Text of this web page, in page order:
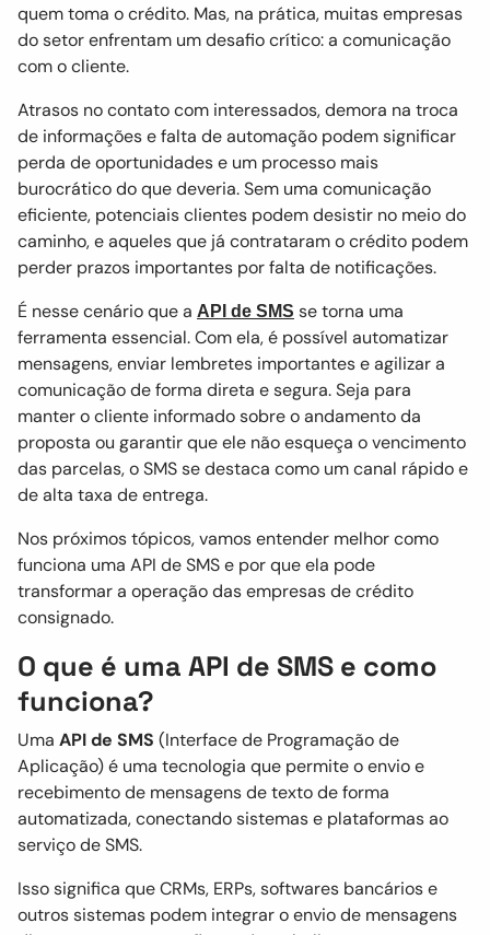
quem toma o crédito. Mas, na prática, muitas empresas
do setor enfrentam um desafio crítico: a comunicação
com o cliente.
Atrasos no contato com interessados, demora na troca
de informações e falta de automação podem significar
perda de oportunidades e um processo mais
burocrático do que deveria. Sem uma comunicação
eficiente, potenciais clientes podem desistir no meio do
caminho, e aqueles que já contrataram o crédito podem
perder prazos importantes por falta de notificações.
É nesse cenário que a API de SMS se torna uma
ferramenta essencial. Com ela, é possível automatizar
mensagens, enviar lembretes importantes e agilizar a
comunicação de forma direta e segura. Seja para
manter o cliente informado sobre o andamento da
proposta ou garantir que ele não esqueça o vencimento
das parcelas, o SMS se destaca como um canal rápido e
de alta taxa de entrega.
Nos próximos tópicos, vamos entender melhor como
funciona uma API de SMS e por que ela pode
transformar a operação das empresas de crédito
consignado.
O que é uma API de SMS e como
funciona?
Uma API de SMS (Interface de Programação de
Aplicação) é uma tecnologia que permite o envio e
recebimento de mensagens de texto de forma
automatizada, conectando sistemas e plataformas ao
serviço de SMS.
Isso significa que CRMs, ERPs, softwares bancários e
outros sistemas podem integrar o envio de mensagens